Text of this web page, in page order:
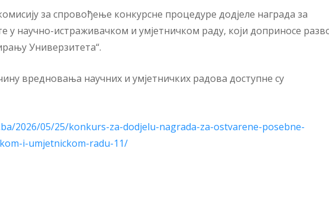
за спровођење конкурсне процедуре дод‌јеле награда за
у научно-истраживачком и умјетничком раду, који доприносе
Универзитета“.
вредновања научних и умјетничких радова доступне су
2026/05/25/konkurs-za-dodjelu-nagrada-za-ostvarene-posebne-
i-umjetnickom-radu-11/